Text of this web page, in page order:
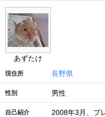
あずたけ
現住所 長野県
性別 男性
自己紹介 2008年3月、プ